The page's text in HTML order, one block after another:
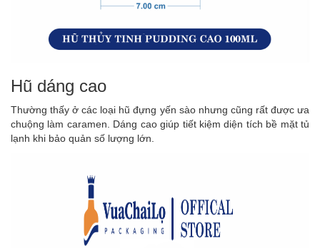
Hũ dáng cao
Thường thấy ở các loại hũ đựng yến sào nhưng cũng rất được ưa
chuộng làm caramen. Dáng cao giúp tiết kiệm diện tích bề mặt tủ
lạnh khi bảo quản số lượng lớn.